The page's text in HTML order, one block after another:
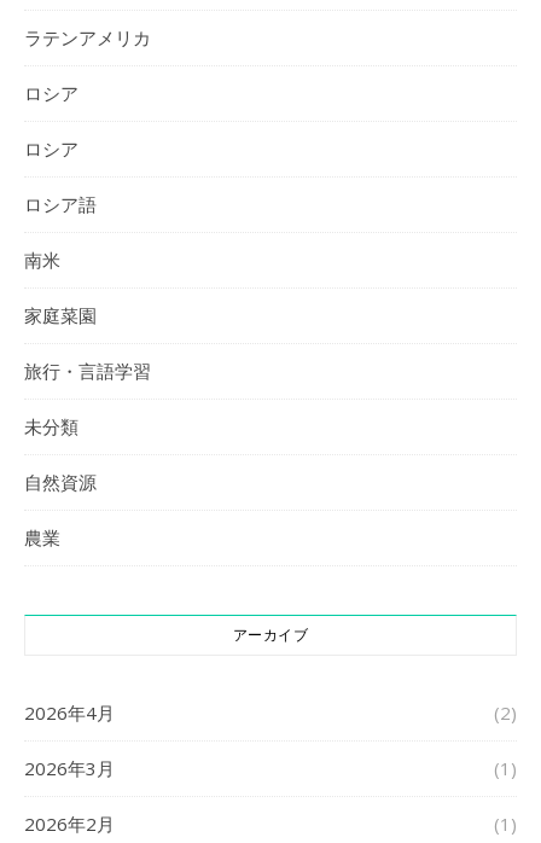
ラテンアメリカ
ロシア
ロシア
ロシア語
南米
家庭菜園
旅行・言語学習
未分類
自然資源
農業
アーカイブ
2026年4月 (2)
2026年3月 (1)
2026年2月 (1)